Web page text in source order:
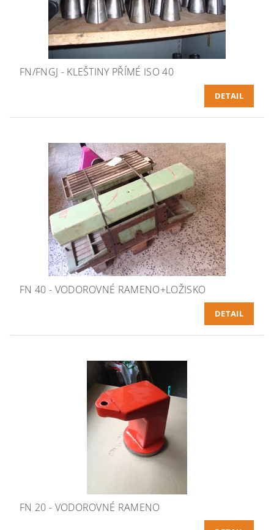
FN/FNGJ - KLEŠTINY PŘÍMÉ ISO 40
DETAIL
FN 40 - VODOROVNÉ RAMENO+LOŽISKO
DETAIL
FN 20 - VODOROVNÉ RAMENO